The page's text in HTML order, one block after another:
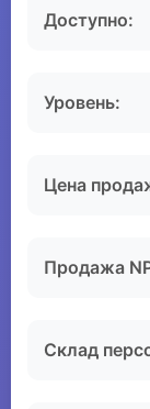
Доступно:
Уровень:
Цена
Продажа
Склад